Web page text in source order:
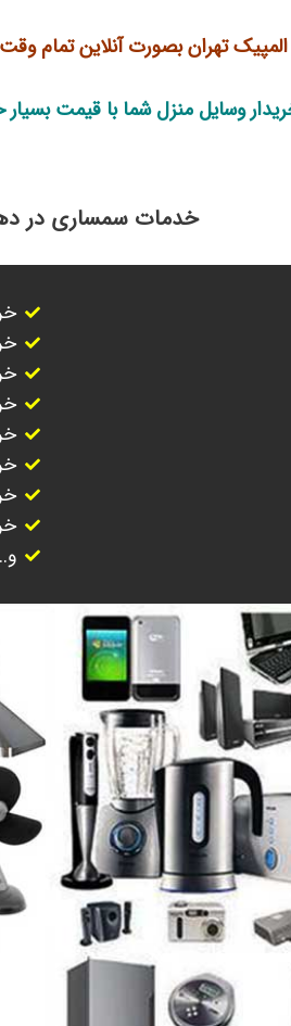
تهران بصورت آنلاین تمام
وسایل منزل شما با قیمت
خدمات سمساری در